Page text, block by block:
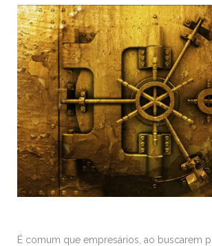
É comum que empresários, ao buscarem